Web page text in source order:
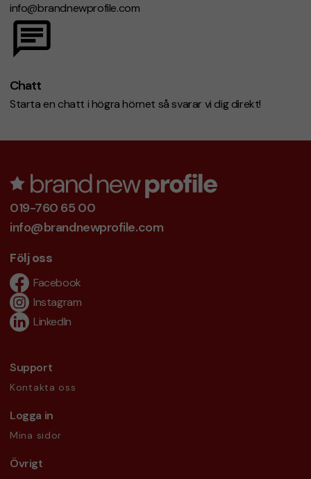
info@brandnewprofile.com
Chatt
Starta en chatt i högra hörnet så svarar vi dig direkt!
019-760 65 00
info@brandnewprofile.com
Följ oss
Facebook
Instagram
LinkedIn
Support
Kontakta oss
Logga in
Mina sidor
Övrigt